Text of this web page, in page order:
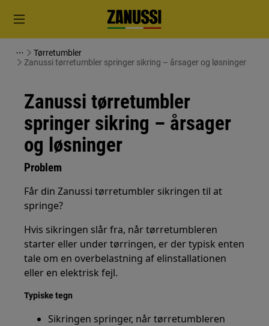
Tørretumbler
Zanussi tørretumbler springer sikring – årsager og løsninger
Zanussi tørretumbler
springer sikring – årsager
og løsninger
Problem
Får din Zanussi tørretumbler sikringen til at
springe?
Hvis sikringen slår fra, når tørretumbleren
starter eller under tørringen, er der typisk enten
tale om en overbelastning af elinstallationen
eller en elektrisk fejl.
Typiske tegn
Sikringen springer, når tørretumbleren